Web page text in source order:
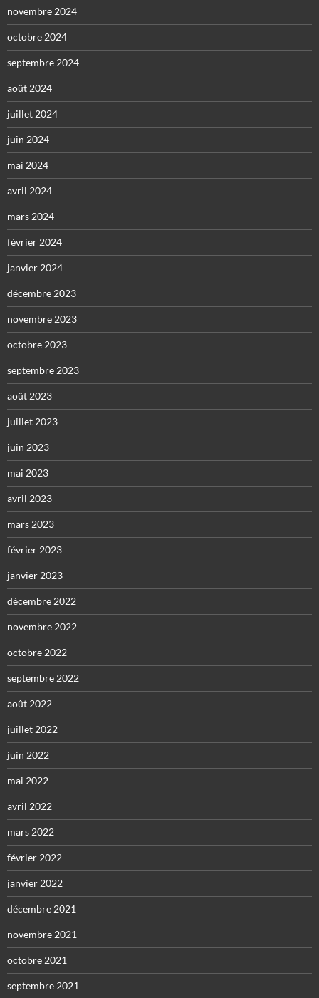
novembre 2024
octobre 2024
septembre 2024
août 2024
juillet 2024
juin 2024
mai 2024
avril 2024
mars 2024
février 2024
janvier 2024
décembre 2023
novembre 2023
octobre 2023
septembre 2023
août 2023
juillet 2023
juin 2023
mai 2023
avril 2023
mars 2023
février 2023
janvier 2023
décembre 2022
novembre 2022
octobre 2022
septembre 2022
août 2022
juillet 2022
juin 2022
mai 2022
avril 2022
mars 2022
février 2022
janvier 2022
décembre 2021
novembre 2021
octobre 2021
septembre 2021